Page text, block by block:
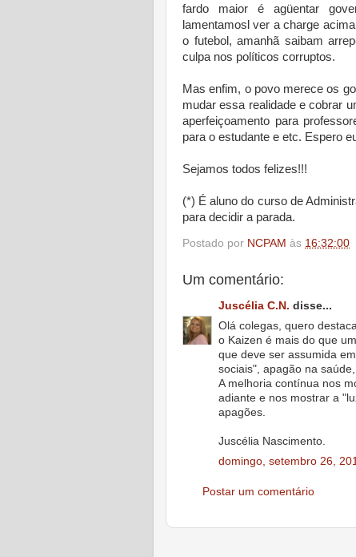
fardo maior é agüentar
lamentamosl ver a charge
o futebol, amanhã saibam
culpa nos políticos corruptos.
Mas enfim, o povo merece os
mudar essa realidade e cobrar
aperfeiçoamento para
para o estudante e etc. Espero
Sejamos todos felizes!!!
(*) É aluno do curso de
para decidir a parada.
Postado por NCPAM às 16:32:00
Um comentário:
Juscélia C.N. disse...
Olá colegas, quero
o Kaizen é mais do que
que deve ser assumida
sociais", apagão na
A melhoria contínua nos
adiante e nos mostrar a
apagões.
Juscélia Nascimento.
domingo, setembro 26,
Postar um comentário